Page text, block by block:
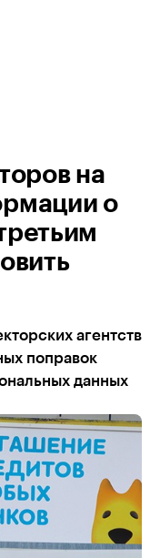
на
о
агентств
поправок
данных